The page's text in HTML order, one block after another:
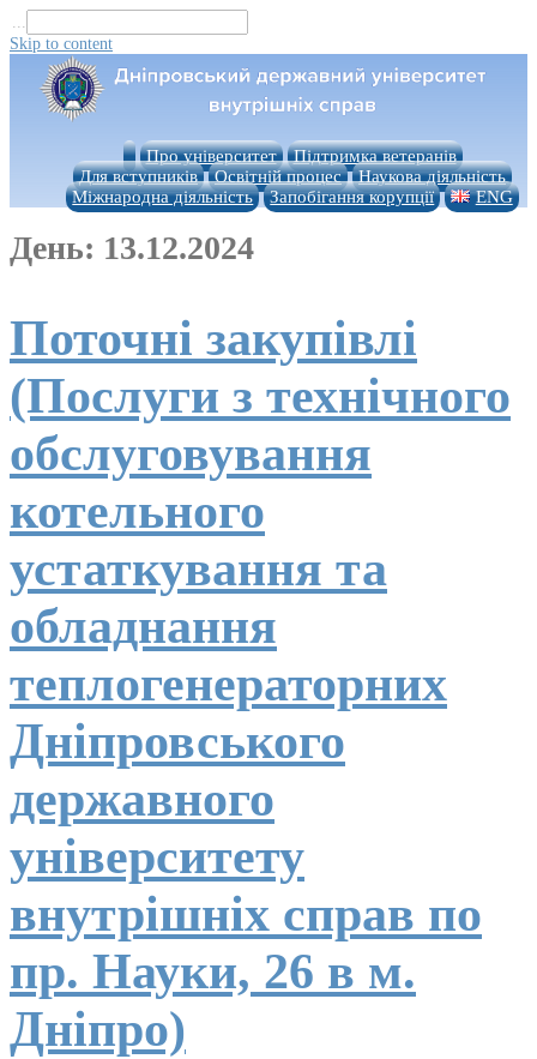
...
Skip to content
Про університет
Підтримка ветеранів
Для вступників
Освітній процес
Наукова діяльність
Міжнародна діяльність
Запобігання корупції ENG
День: 13.12.2024
Поточні закупівлі
(Послуги з технічного
обслуговування
котельного
устаткування та
обладнання
теплогенераторних
Дніпровського
державного
університету
внутрішніх справ по
пр. Науки, 26 в м.
Дніпро)